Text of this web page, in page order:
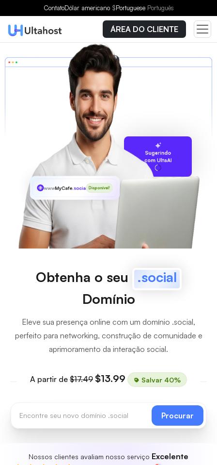
ContatoDólar americano $Portuguese Português
ÁREA DO CLIENTE
Sugerindo
com UltaAI
wwwMyCafe.social Disponível!
Obtenha o seu
.social
Domínio
Eleve sua presença online com um domínio .social,
perfeito para networking, construção de comunidade e
aprimoramento da interação social.
A partir de $17.49 $13.99 Salvar 40%
Procurar
Nossos clientes avaliam nosso serviço Excelente